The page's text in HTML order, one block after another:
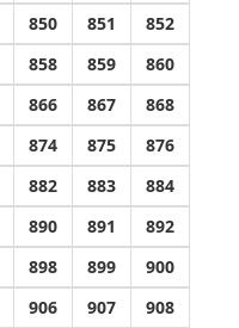
850 851
852
858 859
860
866 867
868
874 875
876
882 883
884
890 891
892
898 899
900
906 907 908